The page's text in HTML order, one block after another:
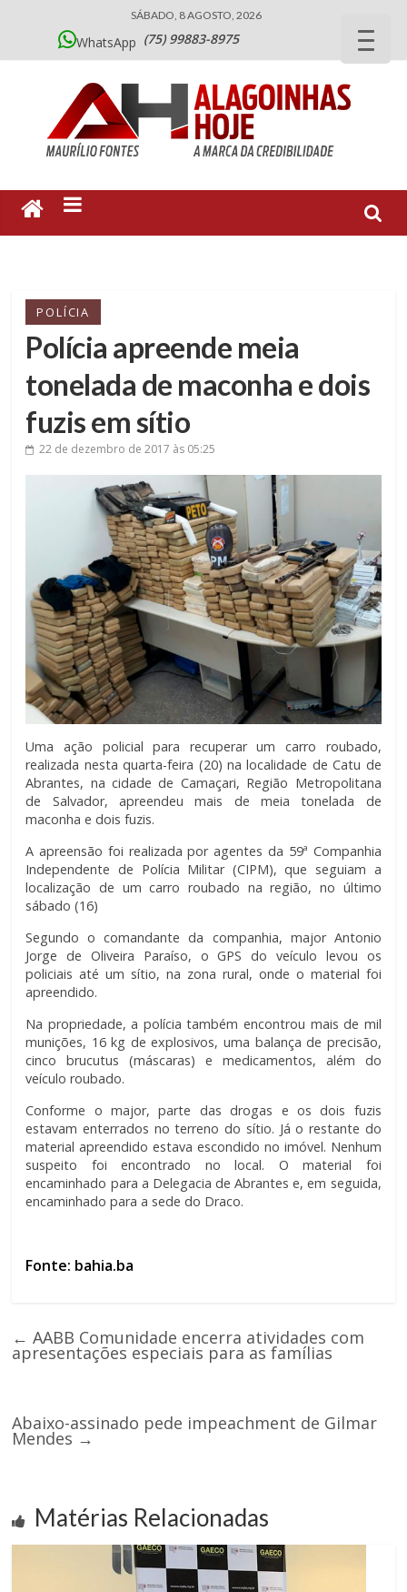
SÁBADO, 8 AGOSTO, 2026
WhatsApp (75) 99883-8975
POLÍCIA
Polícia apreende meia
tonelada de maconha e dois
fuzis em sítio
22 de dezembro de 2017 às 05:25
Uma ação policial para recuperar um carro roubado,
realizada nesta quarta-feira (20) na localidade de Catu de
Abrantes, na cidade de Camaçari, Região Metropolitana
de Salvador, apreendeu mais de meia tonelada de
maconha e dois fuzis.
A apreensão foi realizada por agentes da 59ª Companhia
Independente de Polícia Militar (CIPM), que seguiam a
localização de um carro roubado na região, no último
sábado (16)
Segundo o comandante da companhia, major Antonio
Jorge de Oliveira Paraíso, o GPS do veículo levou os
policiais até um sítio, na zona rural, onde o material foi
apreendido.
Na propriedade, a polícia também encontrou mais de mil
munições, 16 kg de explosivos, uma balança de precisão,
cinco brucutus (máscaras) e medicamentos, além do
veículo roubado.
Conforme o major, parte das drogas e os dois fuzis
estavam enterrados no terreno do sítio. Já o restante do
material apreendido estava escondido no imóvel. Nenhum
suspeito foi encontrado no local. O material foi
encaminhado para a Delegacia de Abrantes e, em seguida,
encaminhado para a sede do Draco.
Fonte: bahia.ba
← AABB Comunidade encerra atividades com
apresentações especiais para as famílias
Abaixo-assinado pede impeachment de Gilmar
Mendes →
Matérias Relacionadas